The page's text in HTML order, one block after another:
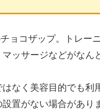
ョコザップ。トレー
ッサージなどがなん
はなく美容目的でも
置がない場合があり